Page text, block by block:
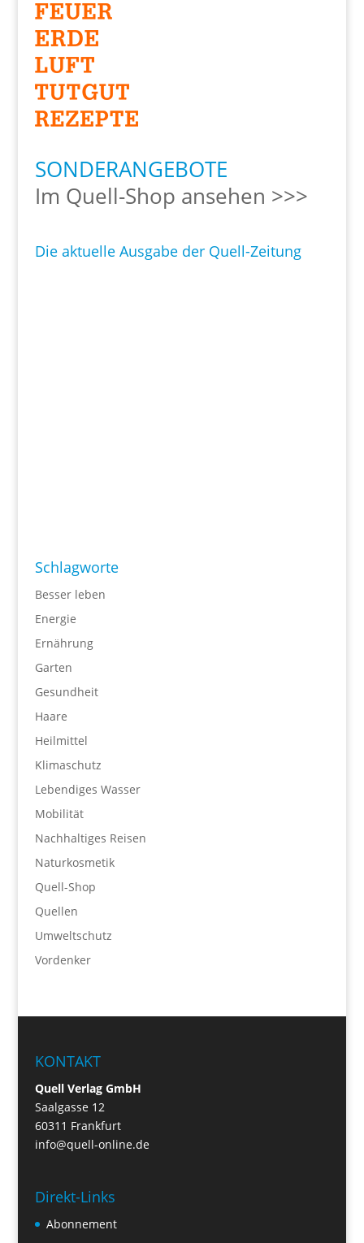
SONDERANGEBOTE
Im Quell-Shop ansehen >>>
Die aktuelle Ausgabe der Quell-Zeitung
Schlagworte
Besser leben
Energie
Ernährung
Garten
Gesundheit
Haare
Heilmittel
Klimaschutz
Lebendiges Wasser
Mobilität
Nachhaltiges Reisen
Naturkosmetik
Quell-Shop
Quellen
Umweltschutz
Vordenker
KONTAKT
Quell Verlag GmbH
Saalgasse 12
60311 Frankfurt
info@quell-online.de
Direkt-Links
Abonnement